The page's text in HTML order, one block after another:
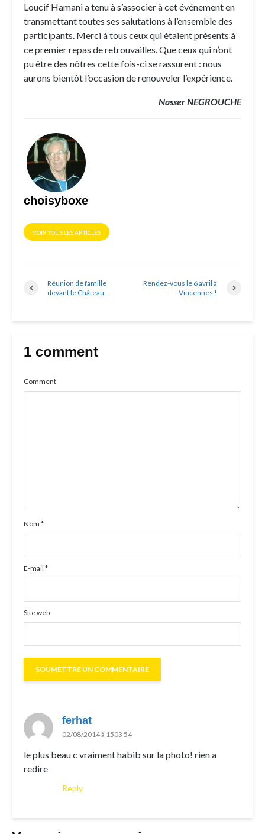
Loucif Hamani a tenu à s’associer à cet événement en
transmettant toutes ses salutations à l’ensemble des
participants. Merci à tous ceux qui étaient présents à
ce premier repas de retrouvailles. Que ceux qui n’ont
pu être des nôtres cette fois-ci se rassurent : nous
aurons bientôt l’occasion de renouveler l’expérience.
Nasser NEGROUCHE
choisyboxe
VOIR TOUS LES ARTICLES
Réunion de famille
devant le Château…
Rendez-vous le 6 avril à
Vincennes !
1 comment
Comment
Nom *
E-mail *
Site web
ferhat
02/08/2014 à 1503 54
le plus beau c vraiment habib sur la photo! rien a
redire
Reply